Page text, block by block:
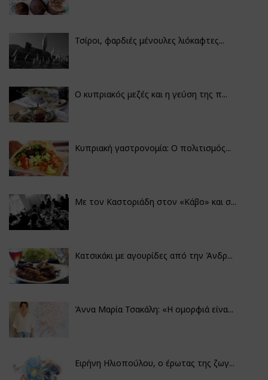
Τσίροι, φαρδιές μένουλες λιόκαφτες...
Ο κυπριακός μεζές και η γεύση της π...
Κυπριακή γαστρονομία: Ο πολιτισμός...
Με τον Καστοριάδη στον «Κάβο» και σ...
Κατσικάκι με αγουρίδες από την Άνδρ...
Άννα Μαρία Τσακάλη: «Η ομορφιά είνα...
Ειρήνη Ηλιοπούλου, ο έρωτας της ζωγ...